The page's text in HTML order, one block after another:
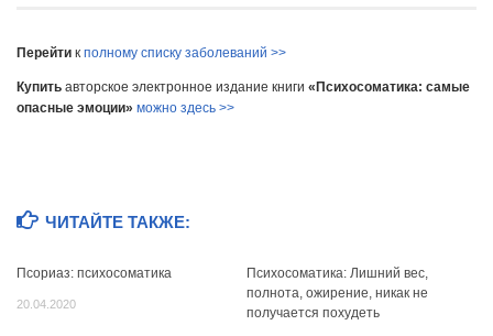
Перейти к полному списку заболеваний >>
Купить авторское электронное издание книги «Психосоматика: самые
опасные эмоции» можно здесь >>
ЧИТАЙТЕ ТАКЖЕ:
Псориаз: психосоматика
20.04.2020
Психосоматика: Лишний вес,
полнота, ожирение, никак не
получается похудеть